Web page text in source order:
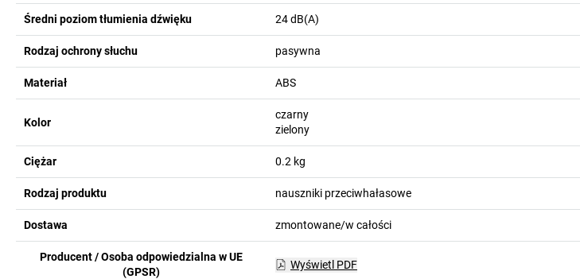
Średni poziom tłumienia dźwięku 24dB(A)
Rodzaj ochrony słuchu pasywna
Materiał ABS
Kolor
czarny
zielony
Ciężar 0.2 kg
Rodzaj produktu nauszniki przeciwhałasowe
Dostawa zmontowane/w całości
Producent / Osoba odpowiedzialna w UE
(GPSR)
Wyświetl PDF